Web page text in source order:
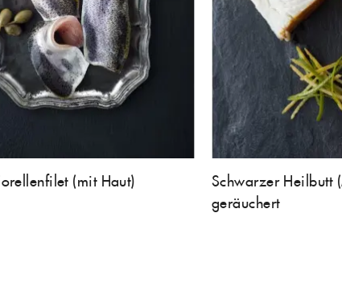
(mit Haut)
Schwarzer Heilbutt
geräuchert